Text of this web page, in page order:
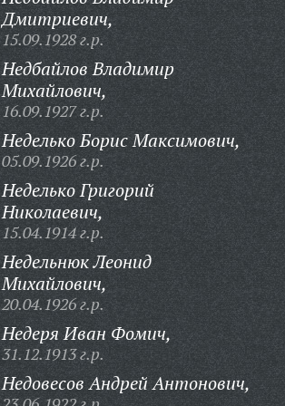
Дмитриевич,
15.09.1928 г.р.
Недбайлов Владимир
Михайлович,
16.09.1927 г.р.
Неделько Борис Максимович,
05.09.1926 г.р.
Неделько Григорий
Николаевич,
15.04.1914 г.р.
Недельнюк Леонид
Михайлович,
20.04.1926 г.р.
Недеря Иван Фомич,
31.12.1913 г.р.
Недовесов Андрей Антонович,